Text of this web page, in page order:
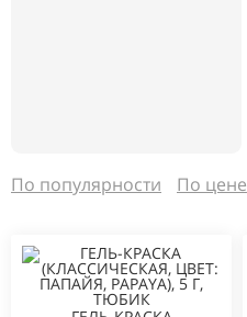
По популярности По цене